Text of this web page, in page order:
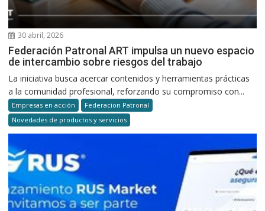
30 abril, 2026
Federación Patronal ART impulsa un nuevo espacio
de intercambio sobre riesgos del trabajo
La iniciativa busca acercar contenidos y herramientas prácticas
a la comunidad profesional, reforzando su compromiso con...
Empresas en acción
Federacion Patronal
Novedades de productos y servicios